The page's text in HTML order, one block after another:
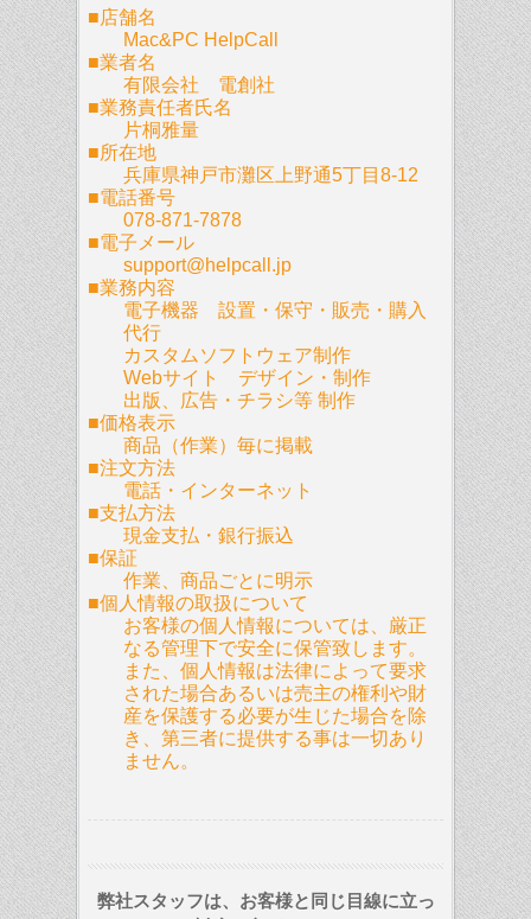
■店舗名
Mac&PC HelpCall
■業者名
有限会社 電創社
■業務責任者氏名
片桐雅量
■所在地
兵庫県神戸市灘区上野通5丁目8-12
■電話番号
078-871-7878
■電子メール
support@helpcall.jp
■業務内容
電子機器 設置・保守・販売・購入
代行
カスタムソフトウェア制作
Webサイト デザイン・制作
出版、広告・チラシ等 制作
■価格表示
商品（作業）毎に掲載
■注文方法
電話・インターネット
■支払方法
現金支払・銀行振込
■保証
作業、商品ごとに明示
■個人情報の取扱について
お客様の個人情報については、厳正
なる管理下で安全に保管致します。
また、個人情報は法律によって要求
された場合あるいは売主の権利や財
産を保護する必要が生じた場合を除
き、第三者に提供する事は一切あり
ません。
弊社スタッフは、お客様と同じ目線に立っ